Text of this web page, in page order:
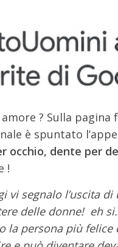
? Sulla pagina
è spuntato
occhio, dente per
!
vi segnalo l’uscita
delle donne! eh
la persona più